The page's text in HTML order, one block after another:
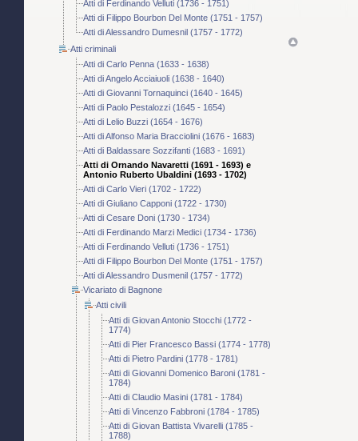
Atti di Ferdinando Velluti (1736 - 1751)
Atti di Filippo Bourbon Del Monte (1751 - 1757)
Atti di Alessandro Dumesnil (1757 - 1772)
Atti criminali
Atti di Carlo Penna (1633 - 1638)
Atti di Angelo Acciaiuoli (1638 - 1640)
Atti di Giovanni Tornaquinci (1640 - 1645)
Atti di Paolo Pestalozzi (1645 - 1654)
Atti di Lelio Buzzi (1654 - 1676)
Atti di Alfonso Maria Bracciolini (1676 - 1683)
Atti di Baldassare Sozzifanti (1683 - 1691)
Atti di Ornando Navaretti (1691 - 1693) e
Antonio Ruberto Ubaldini (1693 - 1702)
Atti di Carlo Vieri (1702 - 1722)
Atti di Giuliano Capponi (1722 - 1730)
Atti di Cesare Doni (1730 - 1734)
Atti di Ferdinando Marzi Medici (1734 - 1736)
Atti di Ferdinando Velluti (1736 - 1751)
Atti di Filippo Bourbon Del Monte (1751 - 1757)
Atti di Alessandro Dusmenil (1757 - 1772)
Vicariato di Bagnone
Atti civili
Atti di Giovan Antonio Stocchi (1772 -
1774)
Atti di Pier Francesco Bassi (1774 - 1778)
Atti di Pietro Pardini (1778 - 1781)
Atti di Giovanni Domenico Baroni (1781 -
1784)
Atti di Claudio Masini (1781 - 1784)
Atti di Vincenzo Fabbroni (1784 - 1785)
Atti di Giovan Battista Vivarelli (1785 -
1788)